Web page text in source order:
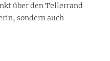
über den Tellerrand
sondern auch